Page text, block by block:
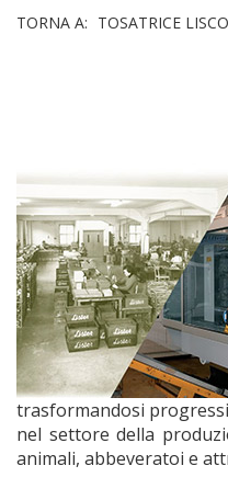
TORNA A: TOSATRICE
trasformandosi
nel settore della
animali, abbeveratoi e